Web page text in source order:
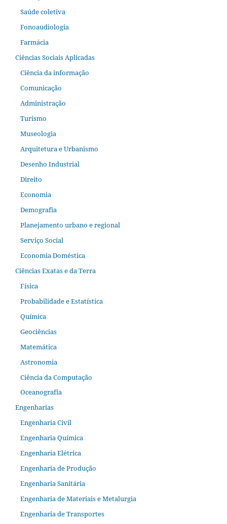
Saúde coletiva
Fonoaudiologia
Farmácia
Ciências Sociais Aplicadas
Ciência da informação
Comunicação
Administração
Turismo
Museologia
Arquitetura e Urbanismo
Desenho Industrial
Direito
Economia
Demografia
Planejamento urbano e regional
Serviço Social
Economia Doméstica
Ciências Exatas e da Terra
Física
Probabilidade e Estatística
Química
Geociências
Matemática
Astronomia
Ciência da Computação
Oceanografia
Engenharias
Engenharia Civil
Engenharia Química
Engenharia Elétrica
Engenharia de Produção
Engenharia Sanitária
Engenharia de Materiais e Metalurgia
Engenharia de Transportes